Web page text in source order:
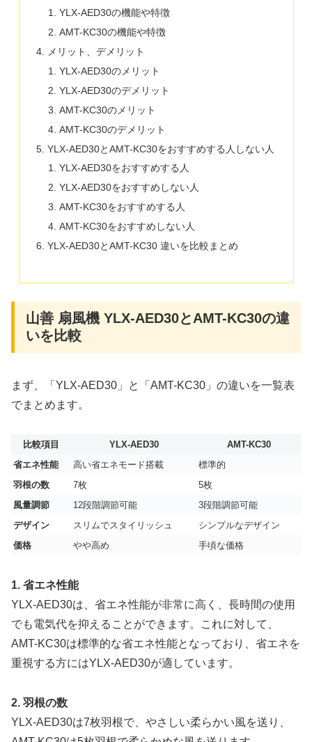
YLX-AED30の機能や特徴
AMT-KC30の機能や特徴
メリット、デメリット
YLX-AED30のメリット
YLX-AED30のデメリット
AMT-KC30のメリット
AMT-KC30のデメリット
YLX-AED30とAMT-KC30をおすすめする人しない人
YLX-AED30をおすすめする人
YLX-AED30をおすすめしない人
AMT-KC30をおすすめする人
AMT-KC30をおすすめしない人
YLX-AED30とAMT-KC30 違いを比較まとめ
山善 扇風機 YLX-AED30とAMT-KC30の違
いを比較
まず、「YLX-AED30」と「AMT-KC30」の違いを一覧表
でまとめます。
比較項目 YLX-AED30
AMT-KC30
省エネ性能
高い省エネモード搭載
標準的
羽根の数
7枚
5枚
風量調節
12段階調節可能
3段階調節可能
デザイン
スリムでスタイリッシュ
シンプルなデザイン
価格
やや高め 手頃な価格
1. 省エネ性能
YLX-AED30は、省エネ性能が非常に高く、長時間の使用
でも電気代を抑えることができます。これに対して、
AMT-KC30は標準的な省エネ性能となっており、省エネを
重視する方にはYLX-AED30が適しています。
2. 羽根の数
YLX-AED30は7枚羽根で、やさしい柔らかい風を送り、